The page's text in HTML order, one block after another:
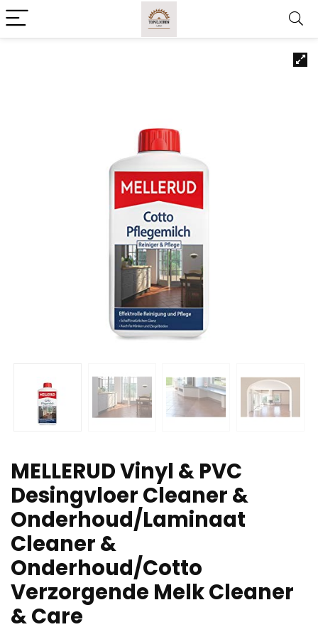
MELLERUD Vinyl & PVC
Desingvloer Cleaner &
Onderhoud/Laminaat
Cleaner &
Onderhoud/Cotto
Verzorgende Melk Cleaner
& Care